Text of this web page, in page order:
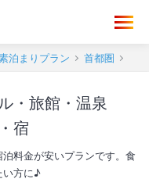
泊まりプラン 首都圏
・旅館・温泉
宿
料金が安いプランです。食
い方に♪